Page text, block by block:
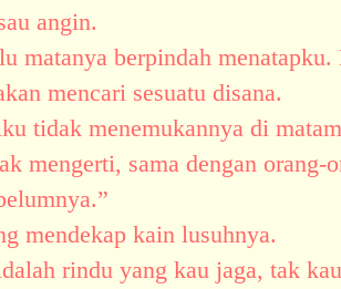
angin.
matanya berpindah
mencari sesuatu disana.
tidak menemukannya di
mengerti, sama dengan orang-
mendekap kain lusuhnya.
rindu yang kau jaga, tak